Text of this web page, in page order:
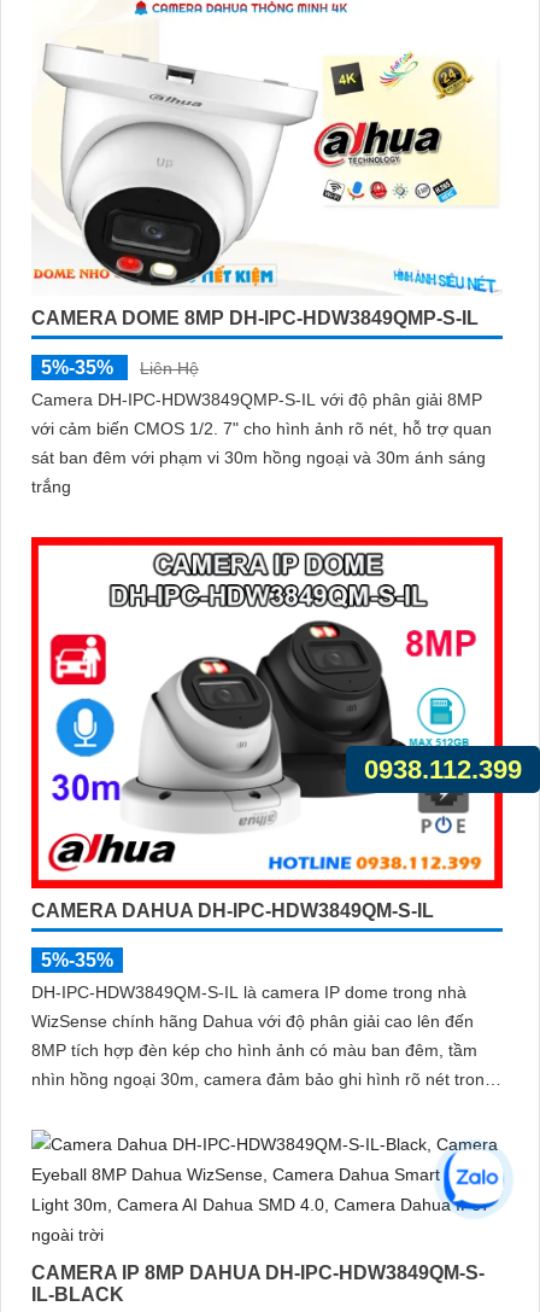
CAMERA DOME 8MP DH-IPC-HDW3849QMP-S-IL
5%-35%
Liên Hệ
Camera DH-IPC-HDW3849QMP-S-IL với độ phân giải 8MP
với cảm biến CMOS 1/2. 7" cho hình ảnh rõ nét, hỗ trợ quan
sát ban đêm với phạm vi 30m hồng ngoại và 30m ánh sáng
trắng
CAMERA DAHUA DH-IPC-HDW3849QM-S-IL
5%-35%
DH-IPC-HDW3849QM-S-IL là camera IP dome trong nhà
WizSense chính hãng Dahua với độ phân giải cao lên đến
8MP tích hợp đèn kép cho hình ảnh có màu ban đêm, tầm
nhìn hồng ngoại 30m, camera đảm bảo ghi hình rõ nét trong
tích hợp micro ghi âm, chuẩn POE và khả năng nhận diện
chính xác người và phương tiện giám sát an ninh tốt
CAMERA IP 8MP DAHUA DH-IPC-HDW3849QM-S-
IL-BLACK
0938.112.399